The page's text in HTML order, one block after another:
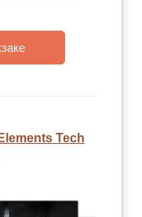
Tech